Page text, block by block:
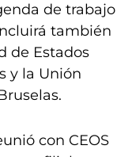
de trabajo
también
de Estados
y la Unión
con CEOS